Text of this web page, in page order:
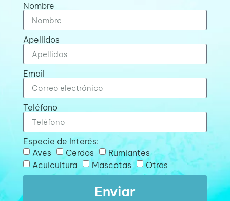
Nombre
Apellidos
Email
Teléfono
Especie de Interés:
Aves
Cerdos
Rumiantes
Acuicultura
Mascotas Otras
Enviar